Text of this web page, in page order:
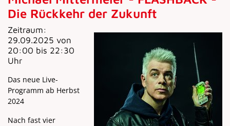
Die Rückkehr der Zukunft
Zeitraum:
29.09.2025 von
20:00 bis 22:30
Uhr
Das neue Live-
Programm ab Herbst
2024
Nach fast vier